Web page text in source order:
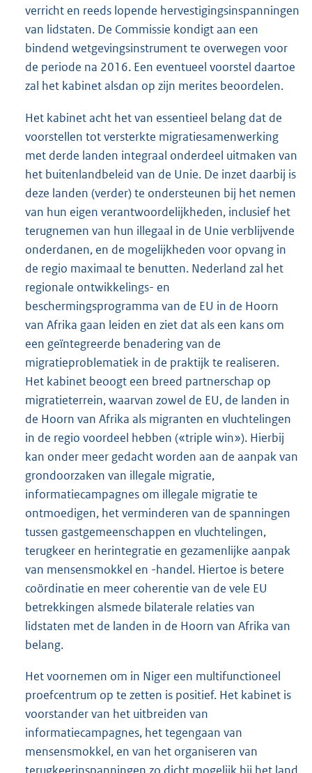
verricht en reeds lopende hervestigingsinspanningen
van lidstaten. De Commissie kondigt aan een
bindend wetgevingsinstrument te overwegen voor
de periode na 2016. Een eventueel voorstel daartoe
zal het kabinet alsdan op zijn merites beoordelen.
Het kabinet acht het van essentieel belang dat de
voorstellen tot versterkte migratiesamenwerking
met derde landen integraal onderdeel uitmaken van
het buitenlandbeleid van de Unie. De inzet daarbij is
deze landen (verder) te ondersteunen bij het nemen
van hun eigen verantwoordelijkheden, inclusief het
terugnemen van hun illegaal in de Unie verblijvende
onderdanen, en de mogelijkheden voor opvang in
de regio maximaal te benutten. Nederland zal het
regionale ontwikkelings- en
beschermingsprogramma van de EU in de Hoorn
van Afrika gaan leiden en ziet dat als een kans om
een geïntegreerde benadering van de
migratieproblematiek in de praktijk te realiseren.
Het kabinet beoogt een breed partnerschap op
migratieterrein, waarvan zowel de EU, de landen in
de Hoorn van Afrika als migranten en vluchtelingen
in de regio voordeel hebben («triple win»). Hierbij
kan onder meer gedacht worden aan de aanpak van
grondoorzaken van illegale migratie,
informatiecampagnes om illegale migratie te
ontmoedigen, het verminderen van de spanningen
tussen gastgemeenschappen en vluchtelingen,
terugkeer en herintegratie en gezamenlijke aanpak
van mensensmokkel en -handel. Hiertoe is betere
coördinatie en meer coherentie van de vele EU
betrekkingen alsmede bilaterale relaties van
lidstaten met de landen in de Hoorn van Afrika van
belang.
Het voornemen om in Niger een multifunctioneel
proefcentrum op te zetten is positief. Het kabinet is
voorstander van het uitbreiden van
informatiecampagnes, het tegengaan van
mensensmokkel, en van het organiseren van